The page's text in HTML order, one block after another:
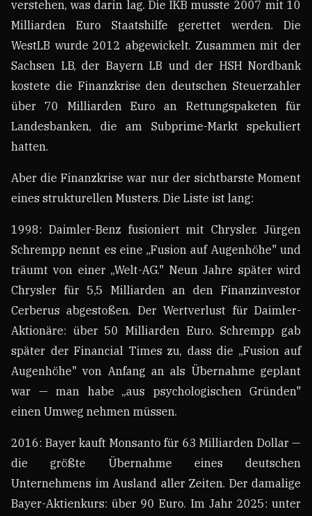
verstehen, was darin lag. Die IKB musste 2007 mit 10
Milliarden Euro Staatshilfe gerettet werden. Die
WestLB wurde 2012 abgewickelt. Zusammen mit der
Sachsen LB, der Bayern LB und der HSH Nordbank
kostete die Finanzkrise den deutschen Steuerzahler
über 70 Milliarden Euro an Rettungspaketen für
Landesbanken, die am Subprime-Markt spekuliert
hatten.
Aber die Finanzkrise war nur der sichtbarste Moment
eines strukturellen Musters. Die Liste ist lang:
1998: Daimler-Benz fusioniert mit Chrysler. Jürgen
Schrempp nennt es eine „Fusion auf Augenhöhe" und
träumt von einer „Welt-AG." Neun Jahre später wird
Chrysler für 5,5 Milliarden an den Finanzinvestor
Cerberus abgestoßen. Der Wertverlust für Daimler-
Aktionäre: über 50 Milliarden Euro. Schrempp gab
später der Financial Times zu, dass die „Fusion auf
Augenhöhe" von Anfang an als Übernahme geplant
war — man habe „aus psychologischen Gründen"
einen Umweg nehmen müssen.
2016: Bayer kauft Monsanto für 63 Milliarden Dollar —
die größte Übernahme eines deutschen
Unternehmens im Ausland aller Zeiten. Der damalige
Bayer-Aktienkurs: über 90 Euro. Im Jahr 2025: unter